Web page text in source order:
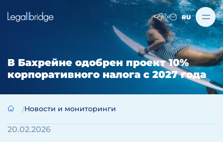
RU
В Бахрейне одобрен проект 10%
корпоративного налога с 2027 года
Новости и мониторинги
20.02.2026